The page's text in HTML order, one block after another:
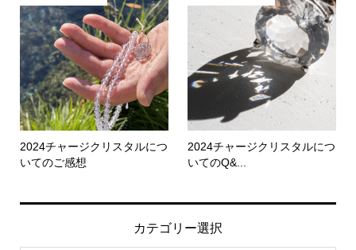
2024チャージクリスタルにつ
いてのご感想
2024チャージクリスタルにつ
いてのQ&...
カテゴリー選択